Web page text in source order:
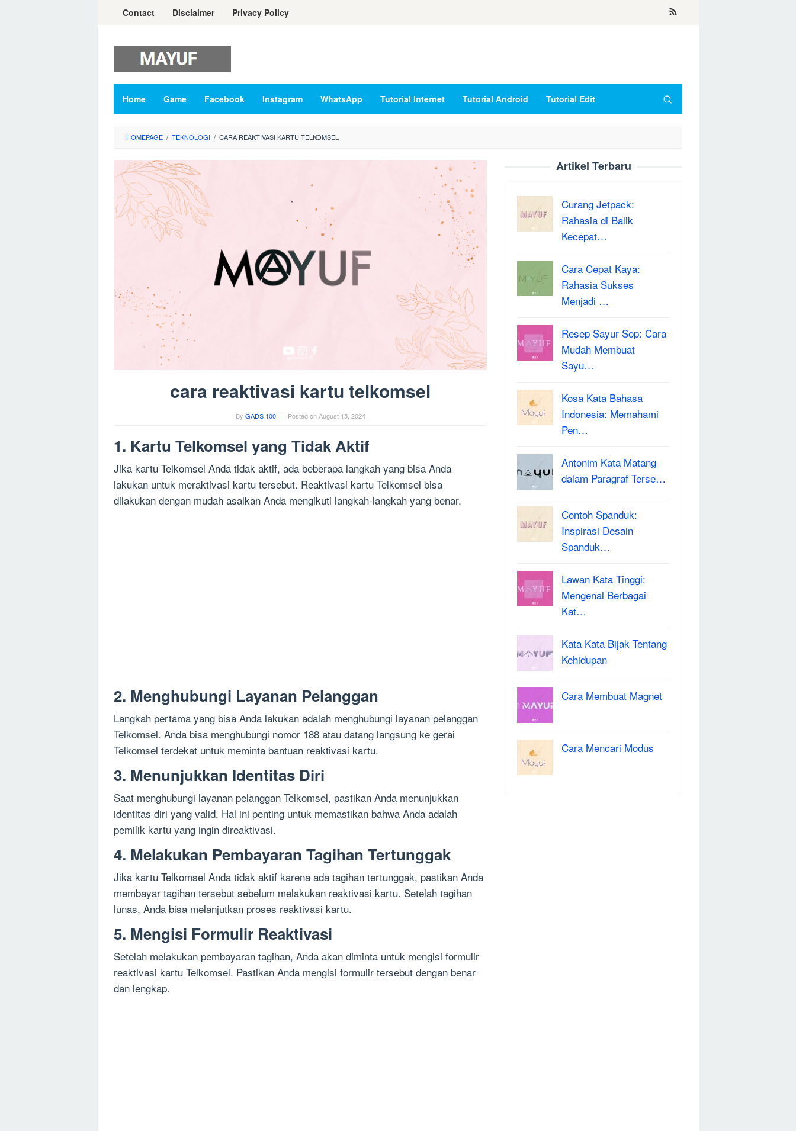
Contact Disclaimer Privacy Policy
Home Game Facebook Instagram WhatsApp Tutorial Internet Tutorial Android Tutorial Edit
HOMEPAGE / TEKNOLOGI / CARA REAKTIVASI KARTU TELKOMSEL
cara reaktivasi kartu telkomsel
By GADS 100 Posted onAugust 15, 2024
1. Kartu Telkomsel yang Tidak Aktif
Jika kartu Telkomsel Anda tidak aktif, ada beberapa langkah yang bisa Anda
lakukan untuk meraktivasi kartu tersebut. Reaktivasi kartu Telkomsel bisa
dilakukan dengan mudah asalkan Anda mengikuti langkah-langkah yang benar.
2. Menghubungi Layanan Pelanggan
Langkah pertama yang bisa Anda lakukan adalah menghubungi layanan pelanggan
Telkomsel. Anda bisa menghubungi nomor 188 atau datang langsung ke gerai
Telkomsel terdekat untuk meminta bantuan reaktivasi kartu.
3. Menunjukkan Identitas Diri
Saat menghubungi layanan pelanggan Telkomsel, pastikan Anda menunjukkan
identitas diri yang valid. Hal ini penting untuk memastikan bahwa Anda adalah
pemilik kartu yang ingin direaktivasi.
4. Melakukan Pembayaran Tagihan Tertunggak
Jika kartu Telkomsel Anda tidak aktif karena ada tagihan tertunggak, pastikan Anda
membayar tagihan tersebut sebelum melakukan reaktivasi kartu. Setelah tagihan
lunas, Anda bisa melanjutkan proses reaktivasi kartu.
5. Mengisi Formulir Reaktivasi
Setelah melakukan pembayaran tagihan, Anda akan diminta untuk mengisi formulir
reaktivasi kartu Telkomsel. Pastikan Anda mengisi formulir tersebut dengan benar
dan lengkap.
Artikel Terbaru
Curang Jetpack:
Rahasia di Balik
Kecepat…
Cara Cepat Kaya:
Rahasia Sukses
Menjadi …
Resep Sayur Sop: Cara
Mudah Membuat
Sayu…
Kosa Kata Bahasa
Indonesia: Memahami
Pen…
Antonim Kata Matang
dalam Paragraf Terse…
Contoh Spanduk:
Inspirasi Desain
Spanduk…
Lawan Kata Tinggi:
Mengenal Berbagai
Kat…
Kata Kata Bijak Tentang
Kehidupan
Cara Membuat Magnet
Cara Mencari Modus